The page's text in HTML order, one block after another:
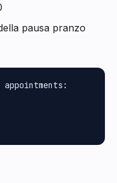
pausa pranzo